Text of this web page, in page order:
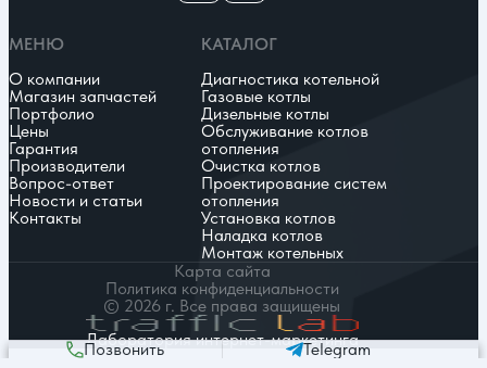
МЕНЮ
О компании
Магазин запчастей
Портфолио
Цены
Гарантия
Производители
Вопрос-ответ
Новости и статьи
Контакты
КАТАЛОГ
Диагностика котельной
Газовые котлы
Дизельные котлы
Обслуживание котлов
отопления
Очистка котлов
Проектирование систем
отопления
Установка котлов
Наладка котлов
Монтаж котельных
Карта сайта
Политика конфиденциальности
© 2026 г. Все права защищены
Лаборатория интернет-маркетинга
Позвонить Telegram